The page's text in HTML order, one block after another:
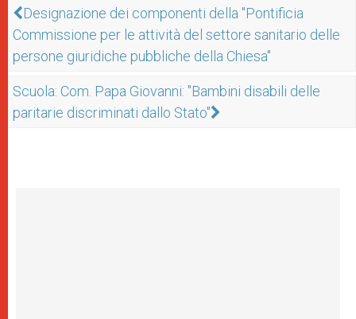
Designazione dei componenti della "Pontificia
Commissione per le attività del settore sanitario delle
persone giuridiche pubbliche della Chiesa"
Scuola: Com. Papa Giovanni: "Bambini disabili delle
paritarie discriminati dallo Stato"